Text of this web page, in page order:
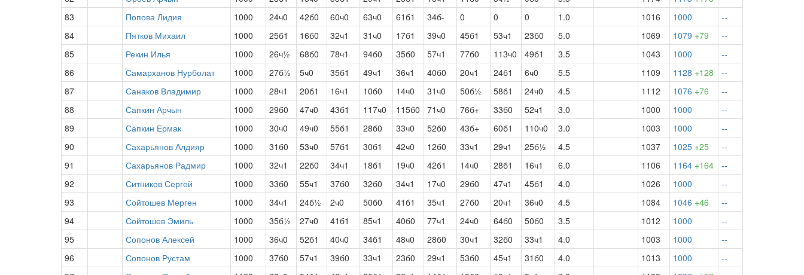
83
Попова Лидия 1000 24ч0 42б0 60ч0 63ч0 61б1 34б- 0 0 0 1.0 1016 1000
--
84
Пятков Михаил 1000 25б1 16б0 32ч1 31ч0 17б1 39ч0 45б1 53ч1 23б0 5.0 1069 1079 +79
--
85
Рекин Илья 1000 26ч½ 68б0 78ч1 94б0 35б0 57ч1 77б0 113ч0 49б1 3.5 1043 1000
--
86
Самарханов Нурболат 1000 27б½ 5ч0 35б1 49ч1 36ч1 40б0 20ч1 24б1 6ч0 5.5 1109 1128 +128
--
87
Санаков Владимир 1000 28ч1 20б1 16ч1 10б0 14ч0 31ч0 50б½ 58б1 24ч0 4.5 1112 1076 +76
--
88
Сапкин Арчын 1000 29б0 47ч0 43б1 117ч0 115б0 71ч0 76б+ 33б0 52ч1 3.0 1000 1000
--
89
Сапкин Ермак 1000 30ч0 49ч0 55б1 28б0 33ч0 52б0 43б+ 60б1 110ч0 3.0 1003 1000
--
90
Сахарьянов Алдияр 1000 31б0 53ч0 57б1 30б1 42ч0 12б0 33ч1 29ч1 25б½ 4.5 1037 1025 +25
--
91
Сахарьянов Радмир 1000 32ч1 22б0 34ч1 18б1 19ч0 42б1 14ч0 28б1 16ч1 6.0 1106 1164 +164
--
92
Ситников Сергей 1000 33б0 55ч1 37б0 32б0 34ч1 17ч0 29б0 47ч1 45б1 4.0 1026 1000
--
93
Сойтошев Мерген 1000 34ч1 24б½ 2ч0 50б0 41б1 35ч1 27б0 20ч1 36ч0 4.5 1084 1046 +46
--
94
Сойтошев Эмиль 1000 35б½ 27ч0 41б1 85ч1 40б0 77ч1 24ч0 64б0 50б0 3.5 1012 1000
--
95
Сопонов Алексей 1000 36ч0 52б1 40ч0 34б1 48ч0 28б0 30ч1 32б0 33ч1 4.0 1003 1000
--
96
Сопонов Рустам 1000 37б0 57ч1 39б0 33ч1 23б0 29ч1 53б0 45ч1 31б0 4.0 1013 1000
--